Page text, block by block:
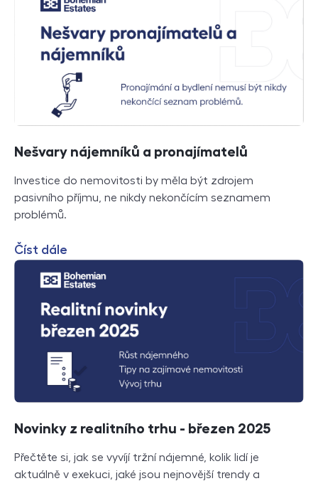
Nešvary nájemníků a pronajímatelů
Investice do nemovitosti by měla být zdrojem
pasivního příjmu, ne nikdy nekončícím seznamem
problémů.
Číst dále
Novinky z realitního trhu - březen 2025
Přečtěte si, jak se vyvíjí tržní nájemné, kolik lidí je
aktuálně v exekuci, jaké jsou nejnovější trendy a